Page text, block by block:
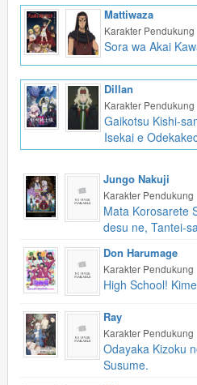
Mattiwaza
Karakter Pendukung
Sora wa Akai
Dillan
Karakter Pendukung
Gaikotsu Kishi-
Isekai e
Jungo Nakuji
Karakter Pendukung
Mata Korosarete
desu ne, Tantei-
Don Harumage
Karakter Pendukung
High School!
Ray
Karakter Pendukung
Odayaka Kizoku
Susume.